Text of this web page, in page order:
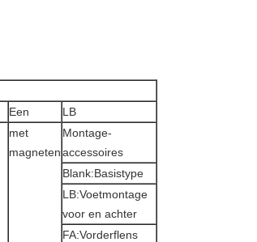
Een
LB
met
magneten
Montage-
accessoires
Blank:Basistype
LB:Voetmontage
voor en achter
FA:Vorderflens